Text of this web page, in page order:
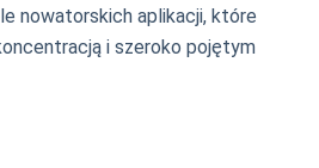
nowatorskich aplikacji, które
i szeroko pojętym